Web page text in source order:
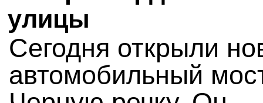
улицы
Сегодня открыли
автомобильный